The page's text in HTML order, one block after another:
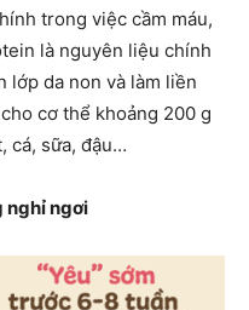
trong việc cầm máu,
là nguyên liệu chính
lớp da non và làm liền
cơ thể khoảng 200 g
cá, sữa, đậu…
nghỉ ngơi